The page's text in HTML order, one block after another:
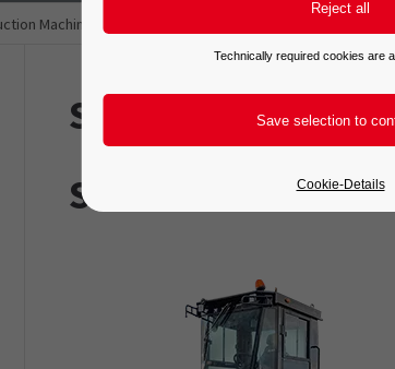
Machinery
Single drum
SSR80C
Technically required cookies are
Cookie-Details